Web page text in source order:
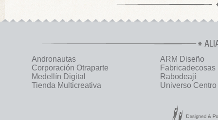
Andronautas
ARM Diseño
Corporación Otraparte
Fabricadecosas
Medellín Digital
Rabodeají
Tienda Multicreativa
Universo Centro